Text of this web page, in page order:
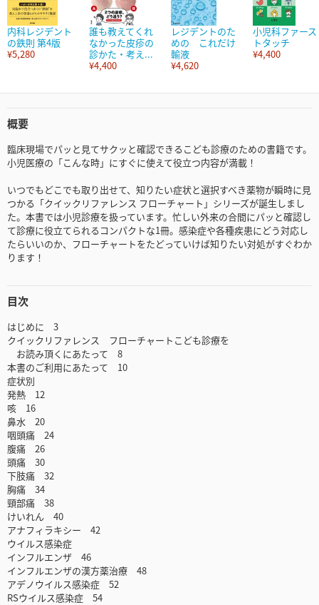
内科レジデント
の鉄則 第4版
¥5,280
誰も教えてくれ
なかった皮疹の
診かた・考え...
¥4,400
レジデントのた
めの これだけ
輸液
¥4,620
小児科ファース
トタッチ
¥4,400
概要
臨床現場でパッと見てサクッと確認できるこども診療のための書籍です。
小児医療の「こんな時」にすぐに使えて役立つ内容が満載！
いつでもどこでも取り出せて、知りたい症状と選択すべき薬物が瞬時に見
つかる「クイックリファレンス フローチャート」シリーズが誕生しまし
た。本書では小児診療を扱っています。忙しい外来の合間にパッと確認し
て診療に役立てられるコンパクトな1冊。感染症や各種疾患にどう対応し
たらいいのか、フローチャートをたどっていけば知りたい対処がすぐわか
ります！
目次
はじめに 3
クイックリファレンス フローチャートこども診療を
お読み頂くにあたって 8
本書のご利用にあたって 10
症状別
発熱 12
咳 16
鼻水 20
咽頭痛 24
腹痛 26
頭痛 30
下肢痛 32
胸痛 34
頸部痛 38
けいれん 40
アナフィラキシー 42
ウイルス感染症
インフルエンザ 46
インフルエンザの漢方薬治療 48
アデノウイルス感染症 52
RSウイルス感染症 54